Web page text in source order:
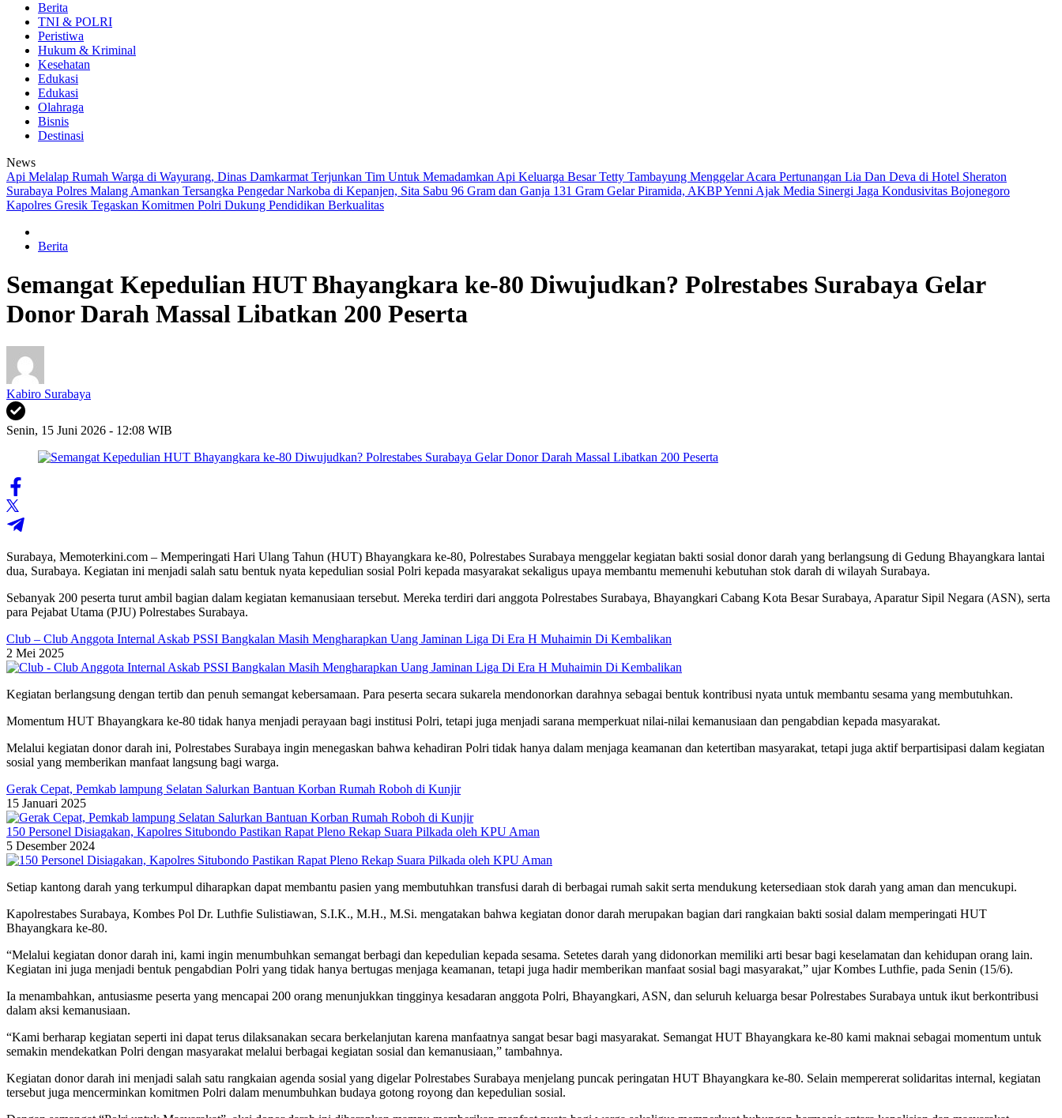
Berita
TNI & POLRI
Peristiwa
Hukum & Kriminal
Kesehatan
Edukasi
Edukasi
Olahraga
Bisnis
Destinasi
News
Api Melalap Rumah Warga di Wayurang, Dinas Damkarmat Terjunkan Tim Untuk Memadamkan Api Keluarga Besar Tetty Tambayung Menggelar Acara Pertunangan Lia Dan Deva di Hotel Sheraton
Surabaya Polres Malang Amankan Tersangka Pengedar Narkoba di Kepanjen, Sita Sabu 96 Gram dan Ganja 131 Gram Gelar Piramida, AKBP Yenni Ajak Media Sinergi Jaga Kondusivitas Bojonegoro
Kapolres Gresik Tegaskan Komitmen Polri Dukung Pendidikan Berkualitas
Berita
Semangat Kepedulian HUT Bhayangkara ke-80 Diwujudkan? Polrestabes Surabaya Gelar
Donor Darah Massal Libatkan 200 Peserta
Kabiro Surabaya
Senin, 15 Juni 2026 - 12:08 WIB
Surabaya, Memoterkini.com – Memperingati Hari Ulang Tahun (HUT) Bhayangkara ke-80, Polrestabes Surabaya menggelar kegiatan bakti sosial donor darah yang berlangsung di Gedung Bhayangkara lantai
dua, Surabaya. Kegiatan ini menjadi salah satu bentuk nyata kepedulian sosial Polri kepada masyarakat sekaligus upaya membantu memenuhi kebutuhan stok darah di wilayah Surabaya.
Sebanyak 200 peserta turut ambil bagian dalam kegiatan kemanusiaan tersebut. Mereka terdiri dari anggota Polrestabes Surabaya, Bhayangkari Cabang Kota Besar Surabaya, Aparatur Sipil Negara (ASN), serta
para Pejabat Utama (PJU) Polrestabes Surabaya.
Club – Club Anggota Internal Askab PSSI Bangkalan Masih Mengharapkan Uang Jaminan Liga Di Era H Muhaimin Di Kembalikan
2 Mei 2025
Kegiatan berlangsung dengan tertib dan penuh semangat kebersamaan. Para peserta secara sukarela mendonorkan darahnya sebagai bentuk kontribusi nyata untuk membantu sesama yang membutuhkan.
Momentum HUT Bhayangkara ke-80 tidak hanya menjadi perayaan bagi institusi Polri, tetapi juga menjadi sarana memperkuat nilai-nilai kemanusiaan dan pengabdian kepada masyarakat.
Melalui kegiatan donor darah ini, Polrestabes Surabaya ingin menegaskan bahwa kehadiran Polri tidak hanya dalam menjaga keamanan dan ketertiban masyarakat, tetapi juga aktif berpartisipasi dalam kegiatan
sosial yang memberikan manfaat langsung bagi warga.
Gerak Cepat, Pemkab lampung Selatan Salurkan Bantuan Korban Rumah Roboh di Kunjir
15 Januari 2025
150 Personel Disiagakan, Kapolres Situbondo Pastikan Rapat Pleno Rekap Suara Pilkada oleh KPU Aman
5 Desember 2024
Setiap kantong darah yang terkumpul diharapkan dapat membantu pasien yang membutuhkan transfusi darah di berbagai rumah sakit serta mendukung ketersediaan stok darah yang aman dan mencukupi.
Kapolrestabes Surabaya, Kombes Pol Dr. Luthfie Sulistiawan, S.I.K., M.H., M.Si. mengatakan bahwa kegiatan donor darah merupakan bagian dari rangkaian bakti sosial dalam memperingati HUT
Bhayangkara ke-80.
“Melalui kegiatan donor darah ini, kami ingin menumbuhkan semangat berbagi dan kepedulian kepada sesama. Setetes darah yang didonorkan memiliki arti besar bagi keselamatan dan kehidupan orang lain.
Kegiatan ini juga menjadi bentuk pengabdian Polri yang tidak hanya bertugas menjaga keamanan, tetapi juga hadir memberikan manfaat sosial bagi masyarakat,” ujar Kombes Luthfie, pada Senin (15/6).
Ia menambahkan, antusiasme peserta yang mencapai 200 orang menunjukkan tingginya kesadaran anggota Polri, Bhayangkari, ASN, dan seluruh keluarga besar Polrestabes Surabaya untuk ikut berkontribusi
dalam aksi kemanusiaan.
“Kami berharap kegiatan seperti ini dapat terus dilaksanakan secara berkelanjutan karena manfaatnya sangat besar bagi masyarakat. Semangat HUT Bhayangkara ke-80 kami maknai sebagai momentum untuk
semakin mendekatkan Polri dengan masyarakat melalui berbagai kegiatan sosial dan kemanusiaan,” tambahnya.
Kegiatan donor darah ini menjadi salah satu rangkaian agenda sosial yang digelar Polrestabes Surabaya menjelang puncak peringatan HUT Bhayangkara ke-80. Selain mempererat solidaritas internal, kegiatan
tersebut juga mencerminkan komitmen Polri dalam menumbuhkan budaya gotong royong dan kepedulian sosial.